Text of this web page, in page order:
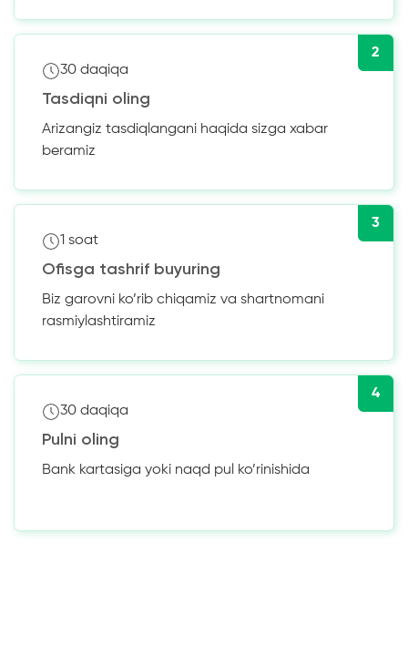
2
30 daqiqa
Tasdiqni oling
Arizangiz tasdiqlangani haqida sizga xabar
beramiz
3
1 soat
Ofisga tashrif buyuring
Biz garovni ko’rib chiqamiz va shartnomani
rasmiylashtiramiz
4
30 daqiqa
Pulni oling
Bank kartasiga yoki naqd pul ko’rinishida